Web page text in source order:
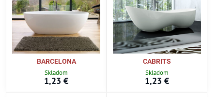
BARCELONA
Skladom
1,23 €
CABRITS
Skladom
1,23 €